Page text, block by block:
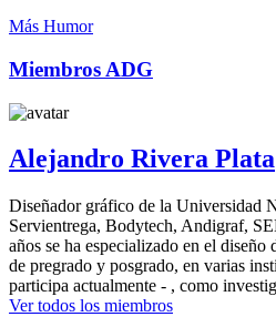
Más Humor
Miembros ADG
Alejandro Rivera Plata
Diseñador gráfico de la Universidad
Servientrega, Bodytech, Andigraf,
años se ha especializado en el
de pregrado y posgrado, en varias
participa actualmente - , como
Ver todos los miembros